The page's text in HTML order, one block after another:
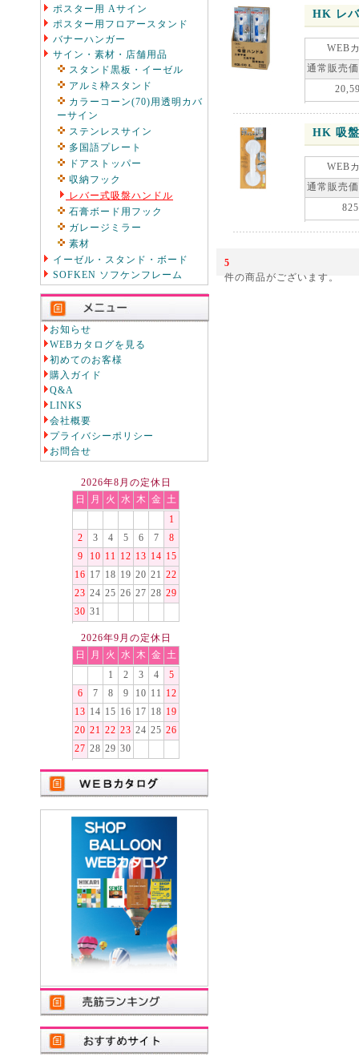
ポスター用 Aサイン
ポスター用フロアースタンド
バナーハンガー
サイン・素材・店舗用品
スタンド黒板・イーゼル
アルミ枠スタンド
カラーコーン(70)用透明カバ
ーサイン
ステンレスサイン
多国語プレート
ドアストッパー
収納フック
レバー式吸盤ハンドル
石膏ボード用フック
ガレージミラー
素材
イーゼル・スタンド・ボード
SOFKEN ソフケンフレーム
お知らせ
WEBカタログを見る
初めてのお客様
購入ガイド
Q&A
LINKS
会社概要
プライバシーポリシー
お問合せ
2026年8月の定休日
日
月 火 水 木 金
土
1
2
3 4 5 6 7
8
9
10 11 12 13 14 15
16 17 18 19 20 21 22
23 24 25 26 27 28 29
30 31
2026年9月の定休日
日
月 火 水 木 金
土
1
2 3 4
5
6
7 8 9 10 11
12
13 14 15 16 17 18 19
20 21 22 23 24 25 26
27 28 29 30
HK レ
WEB
通常販売
HK 吸
WEB
通常販売
825
5
件の商品がございます。